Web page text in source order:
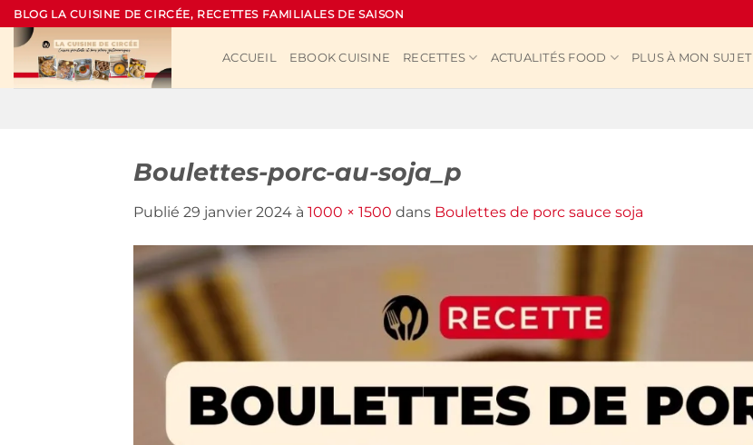
Passer
au
contenu
BLOG LA CUISINE DE CIRCÉE, RECETTES FAMILIALES DE SAISON
ACCUEIL EBOOK CUISINE RECETTES ACTUALITÉS FOOD PLUS À MON SUJET
Boulettes-porc-au-soja_p
Publié 29 janvier 2024 à 1000 × 1500 dans Boulettes de porc sauce soja